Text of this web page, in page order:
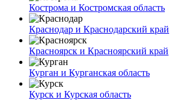
Кострома и Костромская область
Краснодар и Краснодарский край
Красноярск и Красноярский край
Курган и Курганская область
Курск и Курская область